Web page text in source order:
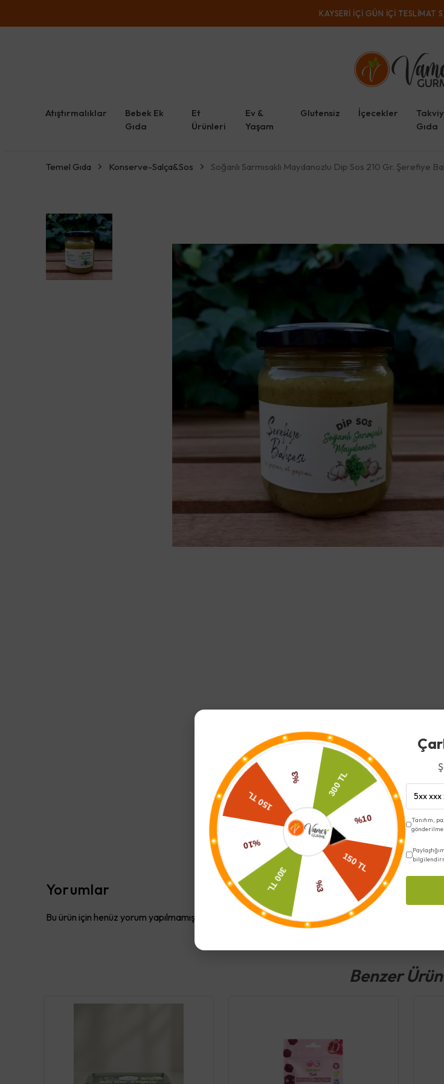
KAYSERI IÇI GÜN IÇI TESLIMAT
Atıştırmalıklar
Bebek Ek
Gıda
Et
Ürünleri
Ev &
Yaşam
Glutensiz İçecekler
Gıda
Temel Gıda Konserve-Salça&Sos
Soğanlı Sarmısaklı Maydanozlu Dip Sos 210 Gr. Şerefiye
Yorumlar
Bu ürün için henüz yorum yapılmamış.
Benzer
Tanıtım,